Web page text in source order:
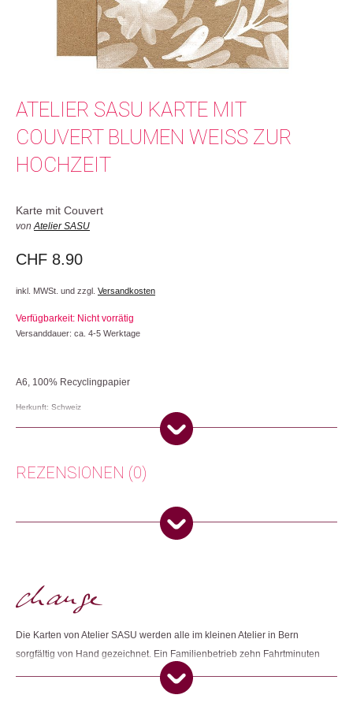
ATELIER SASU KARTE MIT
COUVERT BLUMEN WEISS ZUR
HOCHZEIT
Karte mit Couvert
vonAtelier SASU
CHF 8.90
inkl. MWSt. und zzgl. Versandkosten
Verfügbarkeit: Nicht vorrätig
Versanddauer: ca. 4-5 Werktage
A6, 100% Recyclingpapier
Herkunft: Schweiz
Artikelnummer: 111591.04
Dieses Produkt weiterempfehlen:
REZENSIONEN (0)
Es gibt noch keine Rezensionen.
Die Karten von Atelier SASU werden alle im kleinen Atelier in Bern
sorgfältig von Hand gezeichnet. Ein Familienbetrieb zehn Fahrtminuten
weiter druckt die Karten und Anhänger auf zertifiziertes Recyclingpapier.
Für den Druck werden Druckfarben auf pflanzlicher Basis verwendet und